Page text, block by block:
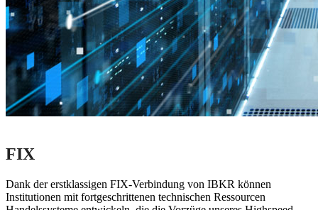
FIX
Dank der erstklassigen FIX-Verbindung von IBKR können
Institutionen mit fortgeschrittenen technischen Ressourcen